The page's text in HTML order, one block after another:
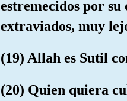
estremecidos por su
extraviados, muy
(19) Allah es Sutil
(20) Quien quiera